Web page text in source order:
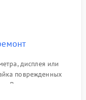
дисплея или
поврежденных
Восстановление
элементов